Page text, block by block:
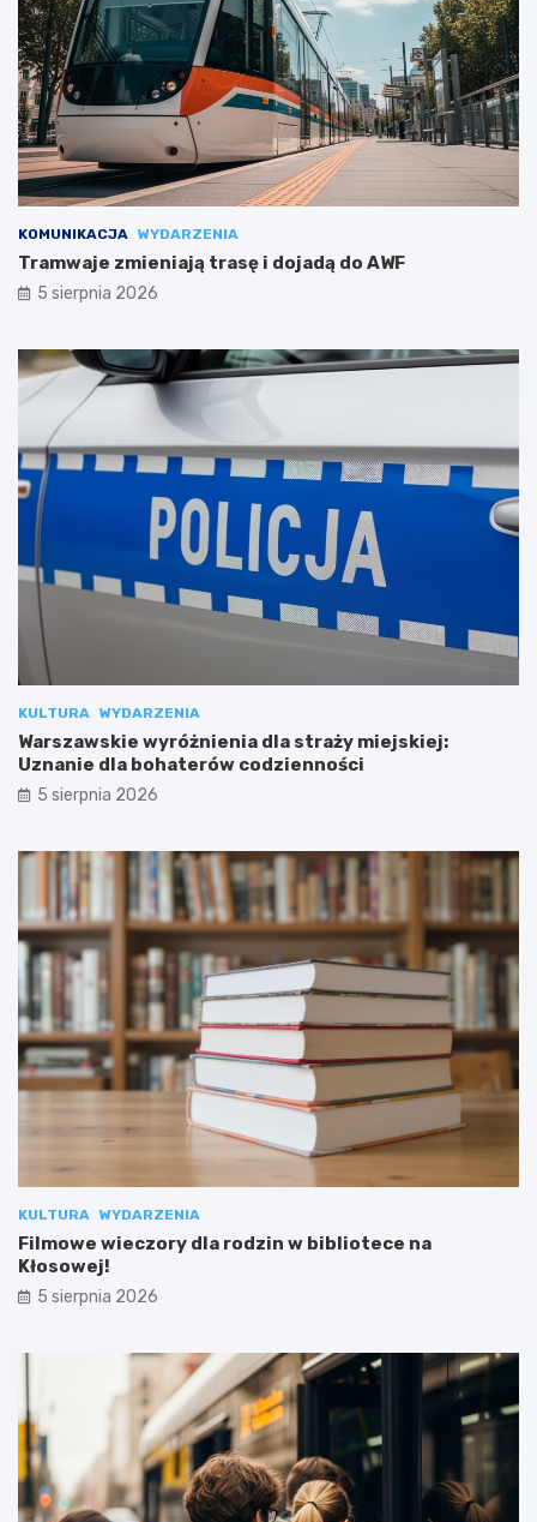
KOMUNIKACJA WYDARZENIA
Tramwaje zmieniają trasę i dojadą do AWF
5 sierpnia 2026
KULTURA WYDARZENIA
Warszawskie wyróżnienia dla straży miejskiej:
Uznanie dla bohaterów codzienności
5 sierpnia 2026
KULTURA WYDARZENIA
Filmowe wieczory dla rodzin w bibliotece na
Kłosowej!
5 sierpnia 2026